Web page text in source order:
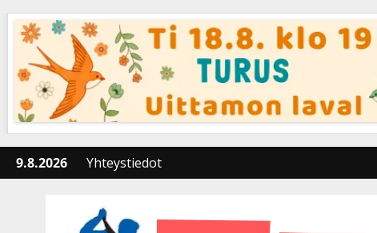
content
9.8.2026 Yhteystiedot